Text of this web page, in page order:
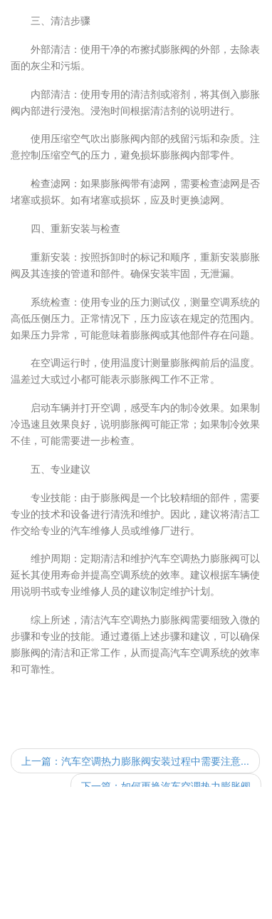
三、清洁步骤
外部清洁：使用干净的布擦拭膨胀阀的外部，去除表
面的灰尘和污垢。
内部清洁：使用专用的清洁剂或溶剂，将其倒入膨胀
阀内部进行浸泡。浸泡时间根据清洁剂的说明进行。
使用压缩空气吹出膨胀阀内部的残留污垢和杂质。注
意控制压缩空气的压力，避免损坏膨胀阀内部零件。
检查滤网：如果膨胀阀带有滤网，需要检查滤网是否
堵塞或损坏。如有堵塞或损坏，应及时更换滤网。
四、重新安装与检查
重新安装：按照拆卸时的标记和顺序，重新安装膨胀
阀及其连接的管道和部件。确保安装牢固，无泄漏。
系统检查：使用专业的压力测试仪，测量空调系统的
高低压侧压力。正常情况下，压力应该在规定的范围内。
如果压力异常，可能意味着膨胀阀或其他部件存在问题。
在空调运行时，使用温度计测量膨胀阀前后的温度。
温差过大或过小都可能表示膨胀阀工作不正常。
启动车辆并打开空调，感受车内的制冷效果。如果制
冷迅速且效果良好，说明膨胀阀可能正常；如果制冷效果
不佳，可能需要进一步检查。
五、专业建议
专业技能：由于膨胀阀是一个比较精细的部件，需要
专业的技术和设备进行清洗和维护。因此，建议将清洁工
作交给专业的汽车维修人员或维修厂进行。
维护周期：定期清洁和维护汽车空调热力膨胀阀可以
延长其使用寿命并提高空调系统的效率。建议根据车辆使
用说明书或专业维修人员的建议制定维护计划。
综上所述，清洁汽车空调热力膨胀阀需要细致入微的
步骤和专业的技能。通过遵循上述步骤和建议，可以确保
膨胀阀的清洁和正常工作，从而提高汽车空调系统的效率
和可靠性。
上一篇： 汽车空调热力膨胀阀安装过程中需要注意...
下一篇： 如何更换汽车空调热力膨胀阀